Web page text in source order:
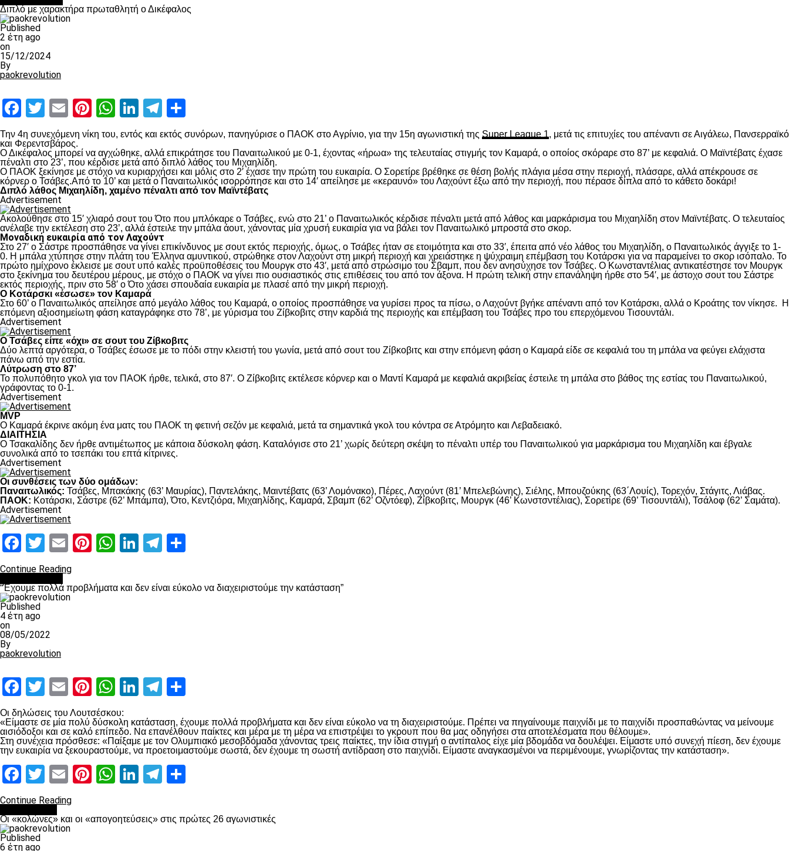
Διπλό με χαρακτήρα πρωταθλητή ο Δικέφαλος
Published
2 έτη ago
on
15/12/2024
By
paokrevolution
Facebook
Twitter
EmailPinterest
WhatsApp
LinkedIn
Telegram
Την 4η συνεχόμενη νίκη του, εντός και εκτός συνόρων, πανηγύρισε ο ΠΑΟΚ στο Αγρίνιο, για την 15η αγωνιστική της Super League 1, μετά τις επιτυχίες του απέναντι σε Αιγάλεω, Πανσερραϊκό
και Φερεντσβάρος.
Ο Δικέφαλος μπορεί να αγχώθηκε, αλλά επικράτησε του Παναιτωλικού με 0-1, έχοντας «ήρωα» της τελευταίας στιγμής τον Καμαρά, ο οποίος σκόραρε στο 87’ με κεφαλιά. Ο Μαϊντέβατς έχασε
πέναλτι στο 23’, που κέρδισε μετά από διπλό λάθος του Μιχαηλίδη.
Ο ΠΑΟΚ ξεκίνησε με στόχο να κυριαρχήσει και μόλις στο 2′ έχασε την πρώτη του ευκαιρία. Ο Σορετίρε βρέθηκε σε θέση βολής πλάγια μέσα στην περιοχή, πλάσαρε, αλλά απέκρουσε σε
κόρνερ ο Τσάβες.Από το 10’ και μετά ο Παναιτωλικός ισορρόπησε και στο 14′ απείλησε με «κεραυνό» του Λαχούντ έξω από την περιοχή, που πέρασε δίπλα από το κάθετο δοκάρι!
Διπλό λάθος Μιχαηλίδη, χαμένο πέναλτι από τον Μαϊντέβατς
Advertisement
Ακολούθησε στο 15′ χλιαρό σουτ του Ότο που μπλόκαρε ο Τσάβες, ενώ στο 21’ ο Παναιτωλικός κέρδισε πέναλτι μετά από λάθος και μαρκάρισμα του Μιχαηλίδη στον Μαϊντέβατς. Ο τελευταίος
ανέλαβε την εκτέλεση στο 23’, αλλά έστειλε την μπάλα άουτ, χάνοντας μία χρυσή ευκαιρία για να βάλει τον Παναιτωλικό μπροστά στο σκορ.
Μοναδική ευκαιρία από τον Λαχούντ
Στο 27′ ο Σάστρε προσπάθησε να γίνει επικίνδυνος με σουτ εκτός περιοχής, όμως, ο Τσάβες ήταν σε ετοιμότητα και στο 33′, έπειτα από νέο λάθος του Μιχαηλίδη, ο Παναιτωλικός άγγιξε το 1-
0. Η μπάλα χτύπησε στην πλάτη του Έλληνα αμυντικού, στρώθηκε στον Λαχούντ στη μικρή περιοχή και χρειάστηκε η ψύχραιμη επέμβαση του Κοτάρσκι για να παραμείνει το σκορ ισόπαλο. Το
πρώτο ημίχρονο έκλεισε με σουτ υπό καλές προϋποθέσεις του Μουργκ στο 43′, μετά από στρώσιμο του Σβαμπ, που δεν ανησύχησε τον Τσάβες. Ο Κωνσταντέλιας αντικατέστησε τον Μουργκ
στο ξεκίνημα του δευτέρου μέρους, με στόχο ο ΠΑΟΚ να γίνει πιο ουσιαστικός στις επιθέσεις του από τον άξονα. Η πρώτη τελική στην επανάληψη ήρθε στο 54′, με άστοχο σουτ του Σάστρε
εκτός περιοχής, πριν στο 58′ ο Ότο χάσει σπουδαία ευκαιρία με πλασέ από την μικρή περιοχή.
Ο Κοτάρσκι «έσωσε» τον Καμαρά
Στο 60’ ο Παναιτωλικός απείλησε από μεγάλο λάθος του Καμαρά, ο οποίος προσπάθησε να γυρίσει προς τα πίσω, ο Λαχούντ βγήκε απέναντι από τον Κοτάρσκι, αλλά ο Κροάτης τον νίκησε. Η
επόμενη αξιοσημείωτη φάση καταγράφηκε στο 78’, με γύρισμα του Ζίβκοβιτς στην καρδιά της περιοχής και επέμβαση του Τσάβες προ του επερχόμενου Τισουντάλι.
Advertisement
Ο Τσάβες είπε «όχι» σε σουτ του Ζίβκοβιτς
Δύο λεπτά αργότερα, ο Τσάβες έσωσε με το πόδι στην κλειστή του γωνία, μετά από σουτ του Ζίβκοβιτς και στην επόμενη φάση ο Καμαρά είδε σε κεφαλιά του τη μπάλα να φεύγει ελάχιστα
πάνω από την εστία.
Λύτρωση στο 87’
Το πολυπόθητο γκολ για τον ΠΑΟΚ ήρθε, τελικά, στο 87′. Ο Ζίβκοβιτς εκτέλεσε κόρνερ και ο Μαντί Καμαρά με κεφαλιά ακριβείας έστειλε τη μπάλα στο βάθος της εστίας του Παναιτωλικού,
γράφοντας το 0-1.
Advertisement
MVP
Ο Καμαρά έκρινε ακόμη ένα ματς του ΠΑΟΚ τη φετινή σεζόν με κεφαλιά, μετά τα σημαντικά γκολ του κόντρα σε Ατρόμητο και Λεβαδειακό.
ΔΙΑΙΤΗΣΙΑ
Ο Τσακαλίδης δεν ήρθε αντιμέτωπος με κάποια δύσκολη φάση. Καταλόγισε στο 21’ χωρίς δεύτερη σκέψη το πέναλτι υπέρ του Παναιτωλικού για μαρκάρισμα του Μιχαηλίδη και έβγαλε
συνολικά από το τσεπάκι του επτά κίτρινες.
Advertisement
Οι συνθέσεις των δύο ομάδων:
Παναιτωλικός: Τσάβες, Μπακάκης (63’ Μαυρίας), Παντελάκης, Μαιντέβατς (63’ Λομόνακο), Πέρες, Λαχούντ (81’ Μπελεβώνης), Σιέλης, Μπουζούκης (63΄Λουίς), Τορεχόν, Στάγιτς, Λιάβας.
ΠΑΟΚ: Κοτάρσκι, Σάστρε (62’ Μπάμπα), Ότο, Κεντζιόρα, Μιχαηλίδης, Καμαρά, Σβαμπ (62’ Οζντόεφ), Ζίβκοβιτς, Μουργκ (46’ Κωνστσντέλιας), Σορετίρε (69’ Τισουντάλι), Τσάλοφ (62’ Σαμάτα).
Advertisement
Facebook
Twitter
EmailPinterest
WhatsApp
LinkedIn
Telegram
Continue Reading
“Έχουμε πολλά προβλήματα και δεν είναι εύκολο να διαχειριστούμε την κατάσταση”
Published
4 έτη ago
on
08/05/2022
By
paokrevolution
Facebook
Twitter
EmailPinterest
WhatsApp
LinkedIn
Telegram
Οι δηλώσεις του Λουτσέσκου:
«Είμαστε σε μία πολύ δύσκολη κατάσταση, έχουμε πολλά προβλήματα και δεν είναι εύκολο να τη διαχειριστούμε. Πρέπει να πηγαίνουμε παιχνίδι με το παιχνίδι προσπαθώντας να μείνουμε
αισιόδοξοι και σε καλό επίπεδο. Να επανέλθουν παίκτες και μέρα με τη μέρα να επιστρέψει το γκρουπ που θα μας οδηγήσει στα αποτελέσματα που θέλουμε».
Στη συνέχεια πρόσθεσε: «Παίξαμε με τον Ολυμπιακό μεσοβδόμαδα χάνοντας τρεις παίκτες, την ίδια στιγμή ο αντίπαλος είχε μία βδομάδα να δουλέψει. Είμαστε υπό συνεχή πίεση, δεν έχουμε
την ευκαιρία να ξεκουραστούμε, να προετοιμαστούμε σωστά, δεν έχουμε τη σωστή αντίδραση στο παιχνίδι. Είμαστε αναγκασμένοι να περιμένουμε, γνωρίζοντας την κατάσταση».
Facebook
Twitter
EmailPinterest
WhatsApp
LinkedIn
Telegram
Continue Reading
Οι «κολώνες» και οι «απογοητεύσεις» στις πρώτες 26 αγωνιστικές
Published
6 έτη ago